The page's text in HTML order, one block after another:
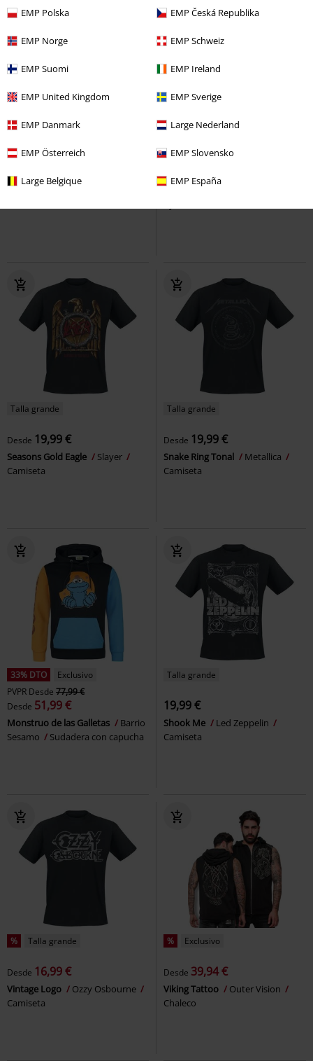
EMP Polska EMP Česká Republika
EMP Norge EMP Schweiz
EMP Suomi EMP Ireland
EMP United Kingdom EMP Sverige
EMP Danmark Large Nederland
EMP Österreich EMP Slovensko
Large Belgique EMP España
PVPR Desde24,99 €
Desde
Stranger Number Of The Beast
PVPR29,99 €
19,99 €
Rock Rebel by EMP
Talla grande
Desde 19,99 €
Seasons Gold Eagle
Slayer
Camiseta
Talla grande
Desde 19,99 €
Snake Ring Tonal
Metallica
Camiseta
33% DTO
Exclusivo
PVPR Desde 77,99 €
Desde 51,99 €
Monstruo de las Galletas
Barrio
Sesamo
Sudadera con capucha
Talla grande
19,99 €
Shook Me
Led Zeppelin
Camiseta
% Talla grande
Desde 16,99 €
Vintage Logo
Ozzy Osbourne
Camiseta
% Exclusivo
Desde 39,94 €
Viking Tattoo
Outer Vision
Chaleco